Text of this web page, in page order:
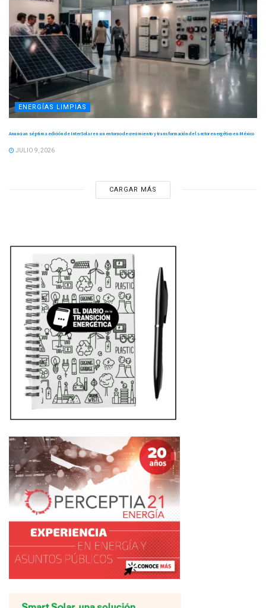
ENERGÍAS LIMPIAS
Anuncian séptima edición de InterSolar en un entorno de crecimiento y transformación del sector energético en México
JULIO 9, 2026
CARGAR MÁS